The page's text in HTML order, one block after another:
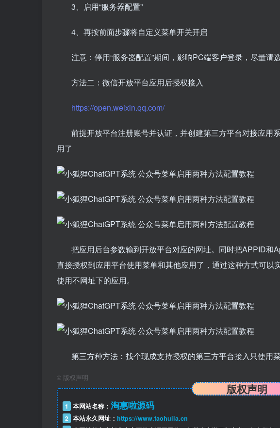
3、启用“服务器配置”
4、再按前面步骤将自定义菜单开关开启
注意：停用“服务器配置”期间，影响PC端客户登录，尽量请
方法二：微信开放平台应用后授权接入
https://open.weixin.qq.com/
前提开放平台注册账号并认证，并创建第三方平台对接应用
用了
把应用后台参数输到开放平台对应的网址。同时把APPID和
直接授权到应用平台使用菜单和其他应用了，通过这种方式可以
使用不网址下的应用。
第三方种方法：找个现成支持授权的第三方平台接入只使用
© 版权声明
版权声明
1 本网站名称： 淘惠啦源码
2 本站永久网址： https://www.taohuila.cn